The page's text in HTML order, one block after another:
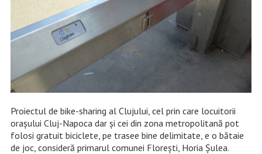
Proiectul de bike-sharing al Clujului, cel prin care locuitorii
orașului Cluj-Napoca dar și cei din zona metropolitană pot
folosi gratuit biciclete, pe trasee bine delimitate, e o bătaie
de joc, consideră primarul comunei Florești, Horia Șulea.